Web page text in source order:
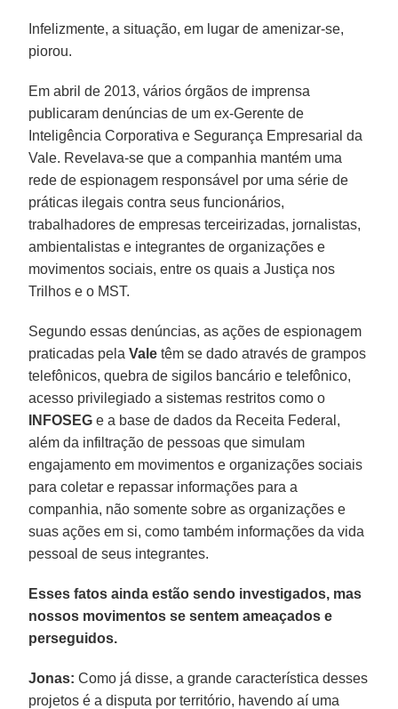
Infelizmente, a situação, em lugar de amenizar-se,
piorou.
Em abril de 2013, vários órgãos de imprensa
publicaram denúncias de um ex-Gerente de
Inteligência Corporativa e Segurança Empresarial da
Vale. Revelava-se que a companhia mantém uma
rede de espionagem responsável por uma série de
práticas ilegais contra seus funcionários,
trabalhadores de empresas terceirizadas, jornalistas,
ambientalistas e integrantes de organizações e
movimentos sociais, entre os quais a Justiça nos
Trilhos e o MST.
Segundo essas denúncias, as ações de espionagem
praticadas pelaVale têm se dado através de grampos
telefônicos, quebra de sigilos bancário e telefônico,
acesso privilegiado a sistemas restritos como o
INFOSEG e a base de dados da Receita Federal,
além da infiltração de pessoas que simulam
engajamento em movimentos e organizações sociais
para coletar e repassar informações para a
companhia, não somente sobre as organizações e
suas ações em si, como também informações da vida
pessoal de seus integrantes.
Esses fatos ainda estão sendo investigados, mas
nossos movimentos se sentem ameaçados e
perseguidos.
Jonas: Como já disse, a grande característica desses
projetos é a disputa por território, havendo aí uma